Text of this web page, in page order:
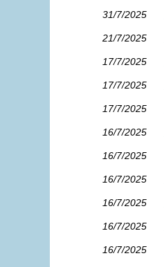
31/7/2025
21/7/2025
17/7/2025
17/7/2025
17/7/2025
16/7/2025
16/7/2025
16/7/2025
16/7/2025
16/7/2025
16/7/2025